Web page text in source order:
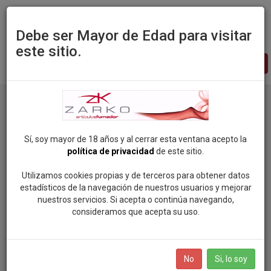
Debe ser Mayor de Edad para visitar
este sitio.
Sí, soy mayor de 18 años y al cerrar esta ventana acepto la
política de privacidad de este sitio.
Utilizamos cookies propias y de terceros para obtener datos
estadísticos de la navegación de nuestros usuarios y mejorar
nuestros servicios. Si acepta o continúa navegando,
consideramos que acepta su uso.
No Si, lo soy
Zarko
pagina
Productos
Categoria: CIG. ELECTRONICOS Y LIQUIDOS
ROCK SOUL POP